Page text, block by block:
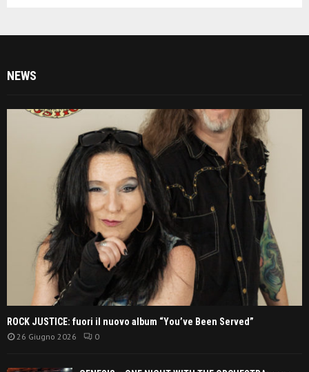
NEWS
ROCK JUSTICE: fuori il nuovo album “You’ve Been Served”
26 Giugno 2026 0